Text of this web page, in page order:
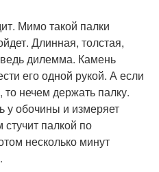
Мимо такой палки
Длинная, толстая,
дилемма. Камень
его одной рукой. А если
нечем держать палку.
у обочины и измеряет
палкой по
несколько минут